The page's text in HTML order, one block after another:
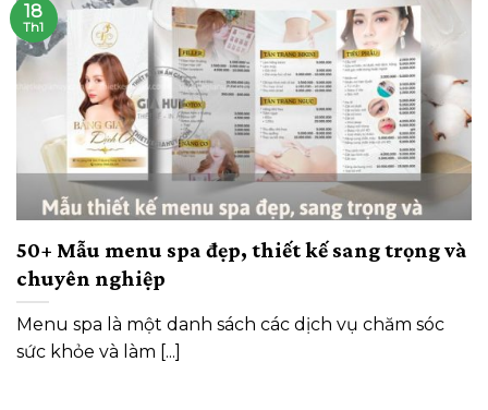
50+ Mẫu menu spa đẹp, thiết kế sang trọng và
chuyên nghiệp
Menu spa là một danh sách các dịch vụ chăm sóc
sức khỏe và làm [...]
18
Th1